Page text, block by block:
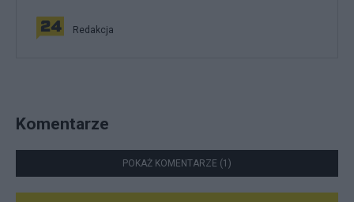
Redakcja
Komentarze
POKAŻ KOMENTARZE (1)